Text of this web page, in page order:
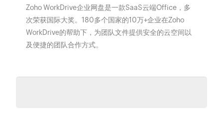
Zoho WorkDrive企业网盘是一款SaaS云端Office，多
次荣获国际大奖。180多个国家的10万+企业在Zoho
WorkDrive的帮助下，为团队文件提供安全的云空间以
及便捷的团队合作方式。